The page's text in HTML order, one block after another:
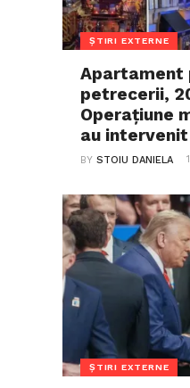
ȘTIRI EXTERNE
Apartament
petrecerii,
Operațiune
au
BYSTOIU DANIELA
ȘTIRI EXTERNE